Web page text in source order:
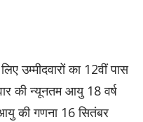
उम्मीदवारों का 12वीं पास
की न्यूनतम आयु 18 वर्ष
की गणना 16 सितंबर